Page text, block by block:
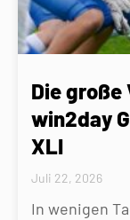
Die große
win2day
XLI
Juli 22, 2026
In wenigen